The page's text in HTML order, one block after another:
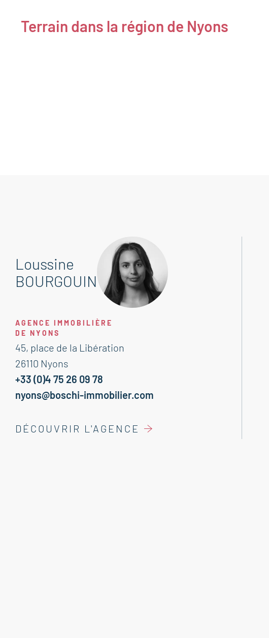
Terrain dans la région de Nyons
Loussine
BOURGOUIN
AGENCE IMMOBILIÈRE
DE NYONS
45, place de la Libération
26110 Nyons
+33 (0)4 75 26 09 78
nyons@boschi-immobilier.com
DÉCOUVRIR L'AGENCE